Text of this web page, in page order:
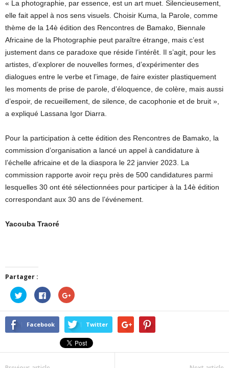
« La photographie, par essence, est un art muet. Silencieusement,
elle fait appel à nos sens visuels. Choisir Kuma, la Parole, comme
thème de la 14è édition des Rencontres de Bamako, Biennale
Africaine de la Photographie peut paraître étrange, mais c’est
justement dans ce paradoxe que réside l’intérêt. Il s’agit, pour les
artistes, d’explorer de nouvelles formes, d’expérimenter des
dialogues entre le verbe et l’image, de faire exister plastiquement
les moments de prise de parole, d’éloquence, de colère, mais aussi
d’espoir, de recueillement, de silence, de cacophonie et de bruit »,
a expliqué Lassana Igor Diarra.
Pour la participation à cette édition des Rencontres de Bamako, la
commission d’organisation a lancé un appel à candidature à
l’échelle africaine et de la diaspora le 22 janvier 2023. La
commission rapporte avoir reçu près de 500 candidatures parmi
lesquelles 30 ont été sélectionnées pour participer à la 14è édition
correspondant aux 30 ans de l’événement.
Yacouba Traoré
Partager :
Cliquez
pour
partager
sur
Twitter(ouvre
dans
Cliquez
pour
partager
sur
Facebook(ouvre
dans
nouvelle
fenêtre)
Cliquez
pour
sur
Google+
(ouvre
dans
une
nouvelle
fenêtre)
Facebook Twitter